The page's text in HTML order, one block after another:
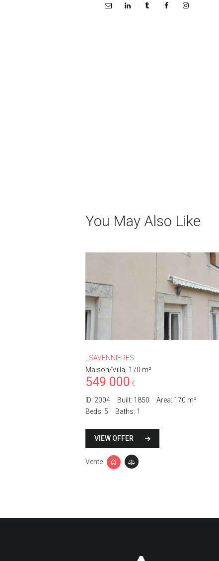
You May Also Like
SAVENNIERES
Maison/Villa 170 m²
549 000 €
ID: 2004 Built: 1850 Area: 170 m²
Beds: 5 Baths: 1
VIEW OFFER
Vente